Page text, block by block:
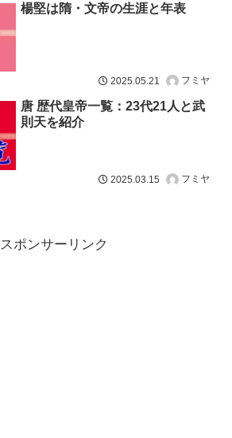
楊堅は隋・文帝の生涯と年表
2025.05.21 フミヤ
唐 歴代皇帝一覧：23代21人と武
則天を紹介
2025.03.15 フミヤ
スポンサーリンク